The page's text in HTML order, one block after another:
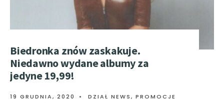
Biedronka znów zaskakuje.
Niedawno wydane albumy za
jedyne 19,99!
19 GRUDNIA, 2020 • DZIAŁ NEWS, PROMOCJE